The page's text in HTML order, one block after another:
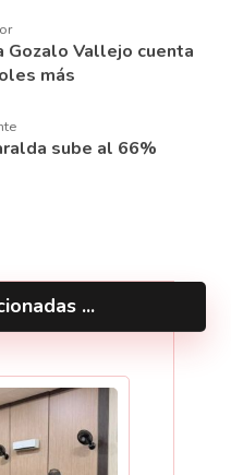
Gozalo Vallejo cuenta
más
sube al 66%
...